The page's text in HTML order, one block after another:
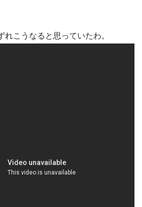
こうなると思っていたわ。